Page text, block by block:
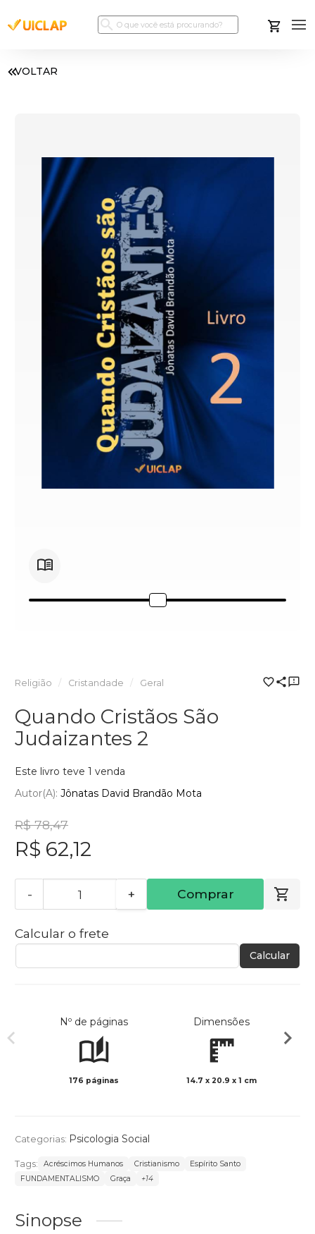
VOLTAR
Religião Cristandade Geral
Quando Cristãos São
Judaizantes 2
Este livro teve 1 venda
Autor(a): Jônatas David Brandão Mota
R$ 78,47
R$ 62,12
- + Comprar
Calcular o frete
Calcular
Nº de páginas
176 páginas
Dimensões
14.7 x 20.9 x 1 cm
Categorias: Psicologia Social
Tags: Acréscimos Humanos Cristianismo
Espírito Santo
FUNDAMENTALISMO
Graça +14
Sinopse